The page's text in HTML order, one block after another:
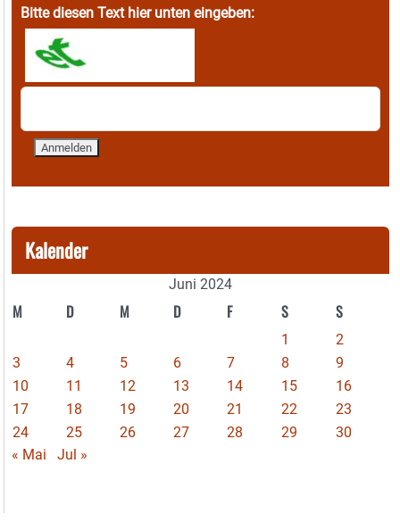
Bitte diesen Text hier unten eingeben:
Kalender
Juni 2024
M D M D F S S
1
2
3
4 5 6 7 8
9
10
11 12 13 14 15
16
17
18 19 20 21 22
23
24
25 26 27 28 29
30
« Mai
Jul »